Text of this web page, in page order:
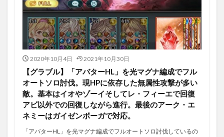
2020年10月4日 2021年10月30日
【グラブル】「アバターHL」を光マグナ編成でフル
オートソロ討伐。現HPに依存した無属性攻撃が多い
敵。基本はイオやゾーイそしてレ・フィーエで回復
アビ以外での回復しながら進行。最後のアーク・エ
ネミーはガイゼンボーガで対応。
「アバターHL」を光マグナ編成でフルオートソロ討伐しているの